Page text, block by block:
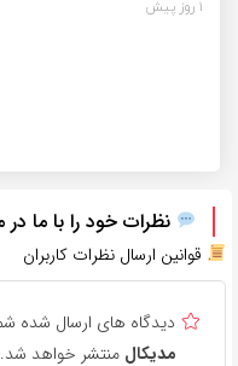
1 روز پیش
نظرات خود را با ما در
قوانین ارسال نظرات کاربران
دیدگاه های ارسال شده
مدیکال منتشر خواهد شد.